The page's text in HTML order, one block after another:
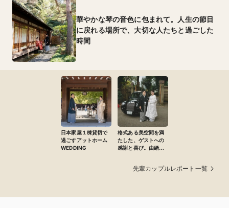
華やかな琴の音色に包まれて。人生の節目
に戻れる場所で、大切な人たちと過ごした
時間
日本家屋１棟貸切で
過ごすアットホーム
WEDDING
格式ある美空間を満
たした、ゲストへの
感謝と喜び。由緒あ
先輩カップルレポート一覧